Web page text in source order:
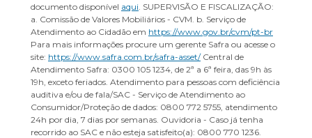
documento disponível aqui . SUPERVISÃO E FISCALIZAÇÃO:
a. Comissão de Valores Mobiliários - CVM. b. Serviço de
Atendimento ao Cidadão em https://www.gov.br/cvm/pt-br
Para mais informações procure um gerente Safra ou acesse o
site: https://www.safra.com.br/safra-asset/Central de
Atendimento Safra: 0300 105 1234, de 2ª a 6ª feira, das 9h às
19h, exceto feriados. Atendimento para pessoas com deficiência
auditiva e/ou de fala/SAC - Serviço de Atendimento ao
Consumidor/Proteção de dados: 0800 772 5755, atendimento
24h por dia, 7 dias por semanas. Ouvidoria - Caso já tenha
recorrido ao SAC e não esteja satisfeito(a): 0800 770 1236.